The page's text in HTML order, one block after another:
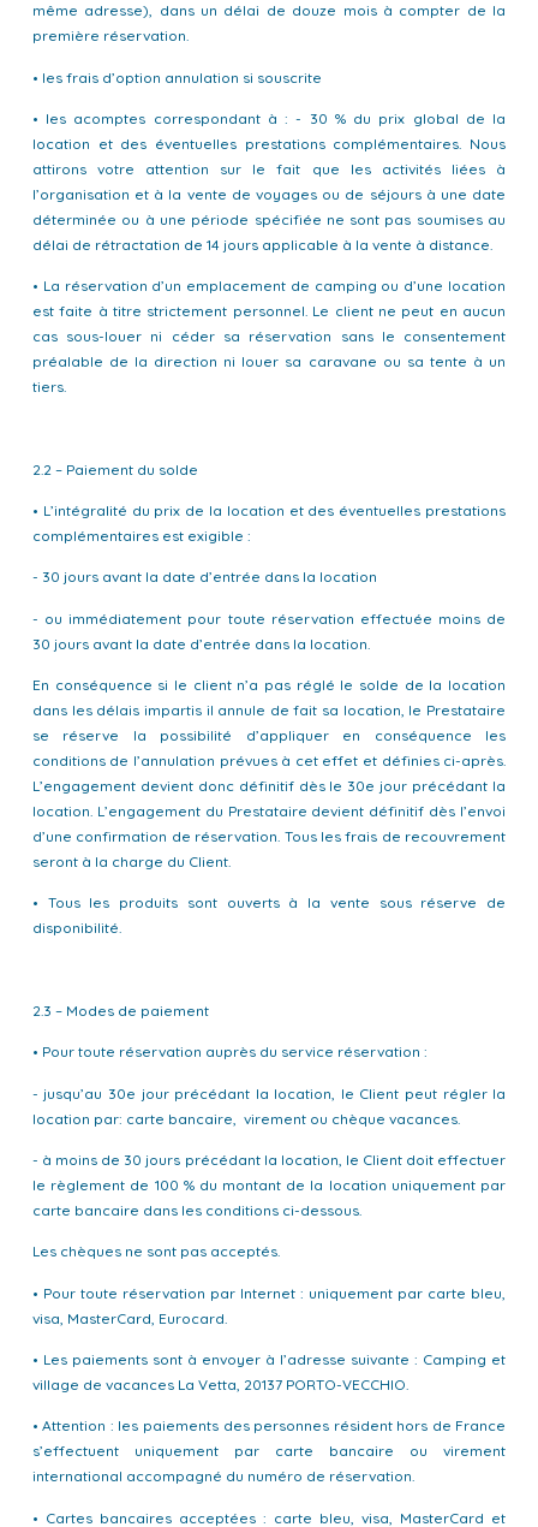
même adresse), dans un délai de douze mois à compter de la
première réservation.
• les frais d’option annulation si souscrite
• les acomptes correspondant à : - 30 % du prix global de la
location et des éventuelles prestations complémentaires. Nous
attirons votre attention sur le fait que les activités liées à
l’organisation et à la vente de voyages ou de séjours à une date
déterminée ou à une période spécifiée ne sont pas soumises au
délai de rétractation de 14 jours applicable à la vente à distance.
• La réservation d’un emplacement de camping ou d’une location
est faite à titre strictement personnel. Le client ne peut en aucun
cas sous-louer ni céder sa réservation sans le consentement
préalable de la direction ni louer sa caravane ou sa tente à un
tiers.
2.2 – Paiement du solde
• L’intégralité du prix de la location et des éventuelles prestations
complémentaires est exigible :
- 30 jours avant la date d’entrée dans la location
- ou immédiatement pour toute réservation effectuée moins de
30 jours avant la date d’entrée dans la location.
En conséquence si le client n’a pas réglé le solde de la location
dans les délais impartis il annule de fait sa location, le Prestataire
se réserve la possibilité d’appliquer en conséquence les
conditions de l’annulation prévues à cet effet et définies ci-après.
L’engagement devient donc définitif dès le 30e jour précédant la
location. L’engagement du Prestataire devient définitif dès l’envoi
d’une confirmation de réservation. Tous les frais de recouvrement
seront à la charge du Client.
• Tous les produits sont ouverts à la vente sous réserve de
disponibilité.
2.3 – Modes de paiement
• Pour toute réservation auprès du service réservation :
- jusqu’au 30e jour précédant la location, le Client peut régler la
location par: carte bancaire, virement ou chèque vacances.
- à moins de 30 jours précédant la location, le Client doit effectuer
le règlement de 100 % du montant de la location uniquement par
carte bancaire dans les conditions ci-dessous.
Les chèques ne sont pas acceptés.
• Pour toute réservation par Internet : uniquement par carte bleu,
visa, MasterCard, Eurocard.
• Les paiements sont à envoyer à l’adresse suivante : Camping et
village de vacances La Vetta, 20137 PORTO-VECCHIO.
• Attention : les paiements des personnes résident hors de France
s’effectuent uniquement par carte bancaire ou virement
international accompagné du numéro de réservation.
• Cartes bancaires acceptées : carte bleu, visa, MasterCard et